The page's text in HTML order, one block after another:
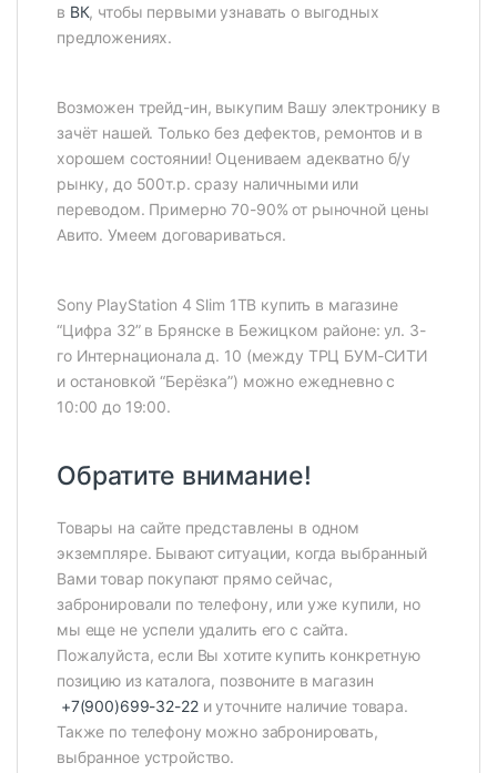
в ВК, чтобы первыми узнавать о выгодных
предложениях.
Возможен трейд-ин, выкупим Вашу электронику в
зачёт нашей. Только без дефектов, ремонтов и в
хорошем состоянии! Оцениваем адекватно б/у
рынку, до 500т.р. сразу наличными или
переводом. Примерно 70-90% от рыночной цены
Авито. Умеем договариваться.
Sony PlayStation 4 Slim 1TB купить в магазине
“Цифра 32” в Брянске в Бежицком районе: ул. 3-
го Интернационала д. 10 (между ТРЦ БУМ-СИТИ
и остановкой “Берёзка”) можно ежедневно с
10:00 до 19:00.
Обратите внимание!
Товары на сайте представлены в одном
экземпляре. Бывают ситуации, когда выбранный
Вами товар покупают прямо сейчас,
забронировали по телефону, или уже купили, но
мы еще не успели удалить его с сайта.
Пожалуйста, если Вы хотите купить конкретную
позицию из каталога, позвоните в магазин
+7(900)699-32-22и уточните наличие товара.
Также по телефону можно забронировать,
выбранное устройство.